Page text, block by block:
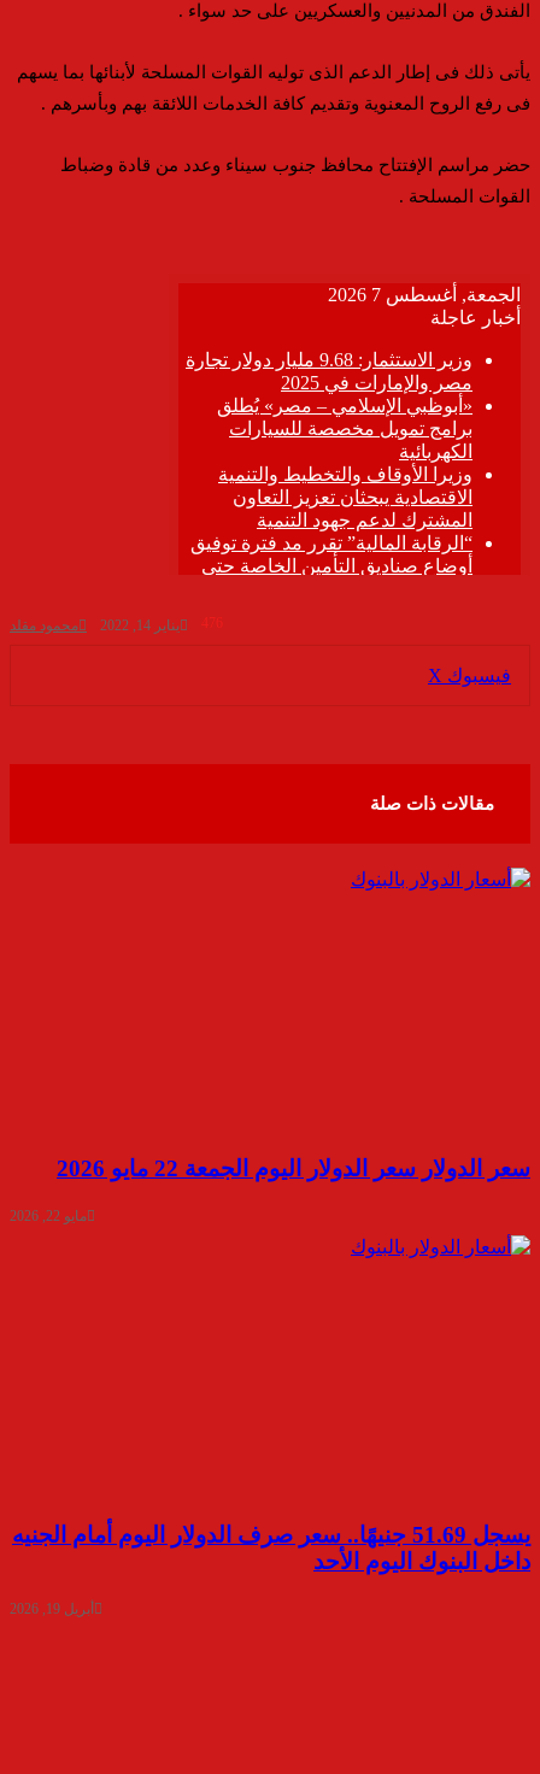
الفندق من المدنيين والعسكريين على حد سواء .
يأتى ذلك فى إطار الدعم الذى توليه القوات المسلحة لأبنائها بما يسهم
فى رفع الروح المعنوية وتقديم كافة الخدمات اللائقة بهم وبأسرهم .
حضر مراسم الإفتتاح محافظ جنوب سيناء وعدد من قادة وضباط
القوات المسلحة .
محمود مقلد يناير 14, 2022 476
فيسبوك ‫X
مقالات ذات صلة
سعر الدولار سعر الدولار اليوم الجمعة 22 مايو 2026
مايو 22, 2026
يسجل 51.69 جنيهًا.. سعر صرف الدولار اليوم أمام الجنيه
داخل البنوك اليوم الأحد
أبريل 19, 2026